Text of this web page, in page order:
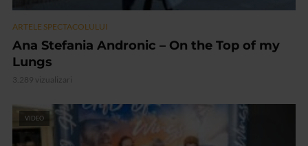
ARTELE SPECTACOLULUI
Ana Stefania Andronic – On the Top of my
Lungs
3.289 vizualizari
VIDEO